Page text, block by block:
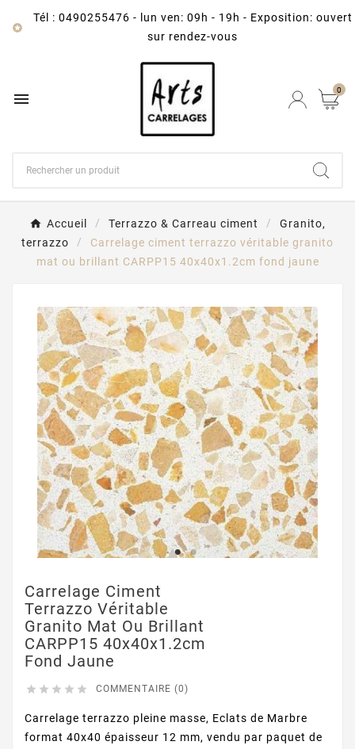

Tél : 0490255476 -
lun ven: 09h - 19h - Exposition: ouvert
sur rendez-vous
 0
Accueil Terrazzo & Carreau ciment
Granito,
terrazzo
Carrelage ciment terrazzo véritable granito
mat ou brillant CARPP15 40x40x1.2cm fond jaune
Carrelage Ciment
Terrazzo Véritable
Granito Mat Ou Brillant
CARPP15 40x40x1.2cm
Fond Jaune
     COMMENTAIRE (0)
Carrelage terrazzo pleine masse, Eclats de Marbre
format 40x40 épaisseur 12 mm, vendu par paquet de